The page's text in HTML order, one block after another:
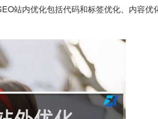
站内优化包括代码和标签优化、内容